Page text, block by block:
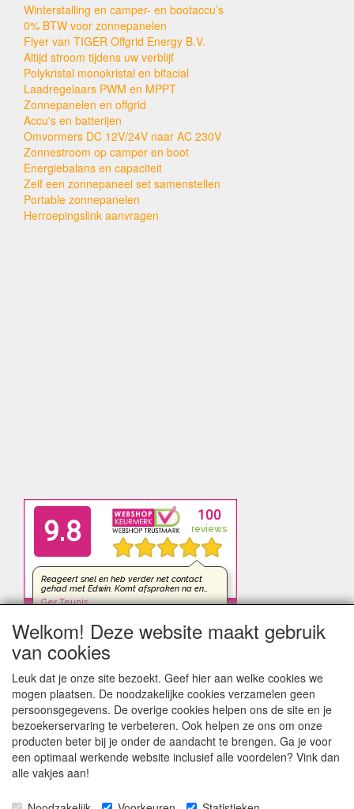
Winterstalling en camper- en bootaccu’s
0% BTW voor zonnepanelen
Flyer van TIGER Offgrid Energy B.V.
Altijd stroom tijdens uw verblijf
Polykristal monokristal en bifacial
Laadregelaars PWM en MPPT
Zonnepanelen en offgrid
Accu's en batterijen
Omvormers DC 12V/24V naar AC 230V
Zonnestroom op camper en boot
Energiebalans en capaciteit
Zelf een zonnepaneel set samenstellen
Portable zonnepanelen
Herroepingslink aanvragen
Welkom! Deze website maakt gebruik
van cookies
Leuk dat je onze site bezoekt. Geef hier aan welke cookies we
mogen plaatsen. De noodzakelijke cookies verzamelen geen
persoonsgegevens. De overige cookies helpen ons de site en je
bezoekerservaring te verbeteren. Ook helpen ze ons om onze
producten beter bij je onder de aandacht te brengen. Ga je voor
een optimaal werkende website inclusief alle voordelen? Vink dan
alle vakjes aan!